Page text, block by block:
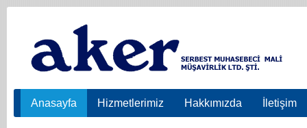
Anasayfa Hizmetlerimiz Hakkımızda İletişim